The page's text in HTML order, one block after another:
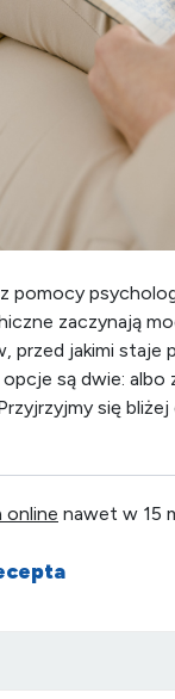
pomocy
zaczynają
przed jakimi
są dwie:
się
online nawet w 15